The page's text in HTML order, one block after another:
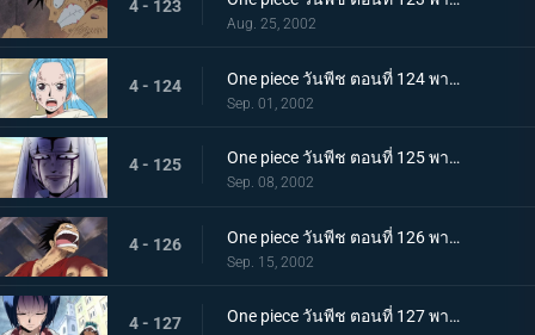
4 - 123
Aug. 25, 2002
4 - 124 One piece วันพีช ตอนที่ 124 พากย์ไทย บุกสู่ช่วงเวลาแห่งฝันร้าย ที่นี่คือฐานทัพลับของกลุ่มเม็ดทราย!
Sep. 01, 2002
4 - 125 One piece วันพีช ตอนที่ 125 พากย์ไทย ปีกแห่งเกียรติยศ นามของข้าคือทหารรักษาอาณาจักร เปรู!
Sep. 08, 2002
4 - 126 One piece วันพีช ตอนที่ 126 พากย์ไทย ฝ่าไปให้ถึง วันที่ฝนจะตกลงสู่อลาบัสต้า!
Sep. 15, 2002
4 - 127 One piece วันพีช ตอนที่ 127 พากย์ไทย ลาก่อนอาวุธทั้งหลาย! โจรสลัดกับความยุติธรรมที่มีอยู่น้อยนิด!